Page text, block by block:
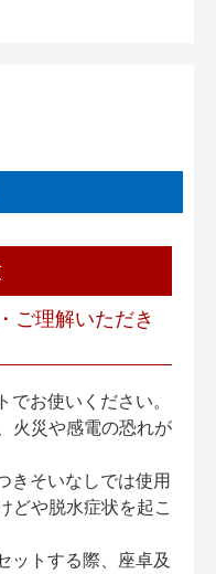
ご理解いただき
お使いください。
火災や感電の恐れが
きそいなしでは使用
どや脱水症状を起こ
ットする際、座卓及